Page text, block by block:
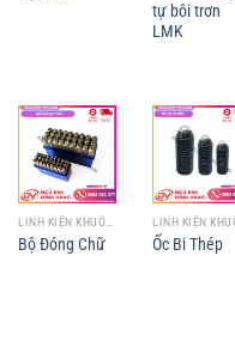
tự bôi trơn
LMK
LINH KIỆN KHUÔN MẪU
Bộ Đóng Chữ Ốc Bi Thép